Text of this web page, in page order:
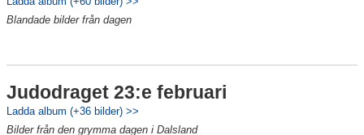
Blandade bilder från dagen
Judodraget 23:e februari
Ladda album (+36 bilder) >>
Bilder från den grymma dagen i Dalsland